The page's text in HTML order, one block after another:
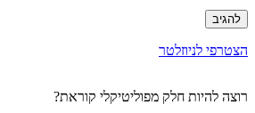
הצטרפי לניוזלטר
רוצה להיות חלק מפוליטיקלי קוראת?